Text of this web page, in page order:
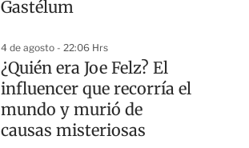
Gastélum
4 de agosto - 22:06 Hrs
¿Quién era Joe Felz? El
influencer que recorría el
mundo y murió de
causas misteriosas